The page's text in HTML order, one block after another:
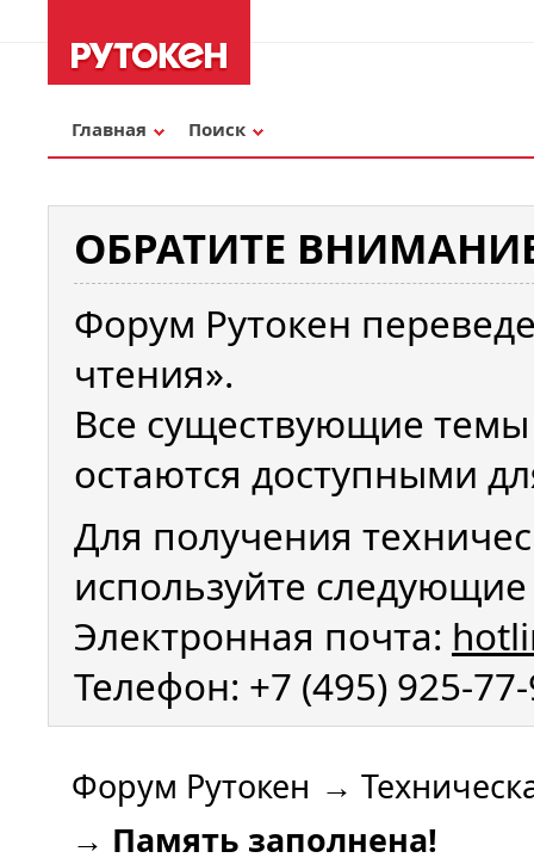
Главная Поиск
ОБРАТИТЕ
Форум Рутокен
чтения».
Все существующие
остаются доступными
Для получения
используйте
Электронная почта:
Телефон: +7 (495) 925-
Форум Рутокен →
→ Память заполнена!